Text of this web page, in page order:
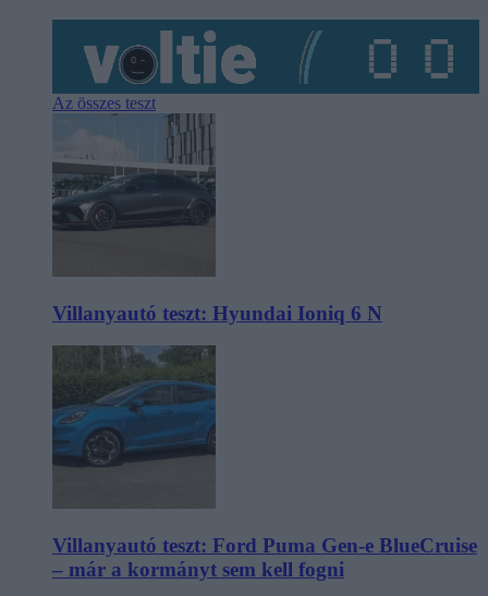
Az összes teszt
Villanyautó teszt: Hyundai Ioniq 6 N
Villanyautó teszt: Ford Puma Gen-e BlueCruise
– már a kormányt sem kell fogni